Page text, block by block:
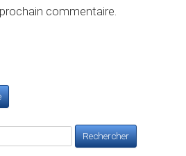
commentaire.